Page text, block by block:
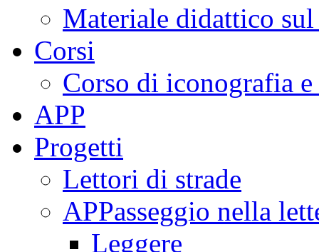
Materiale didattico
Corsi
Corso di iconografia
APP
Progetti
Lettori di strade
APPasseggio nella
Leggere